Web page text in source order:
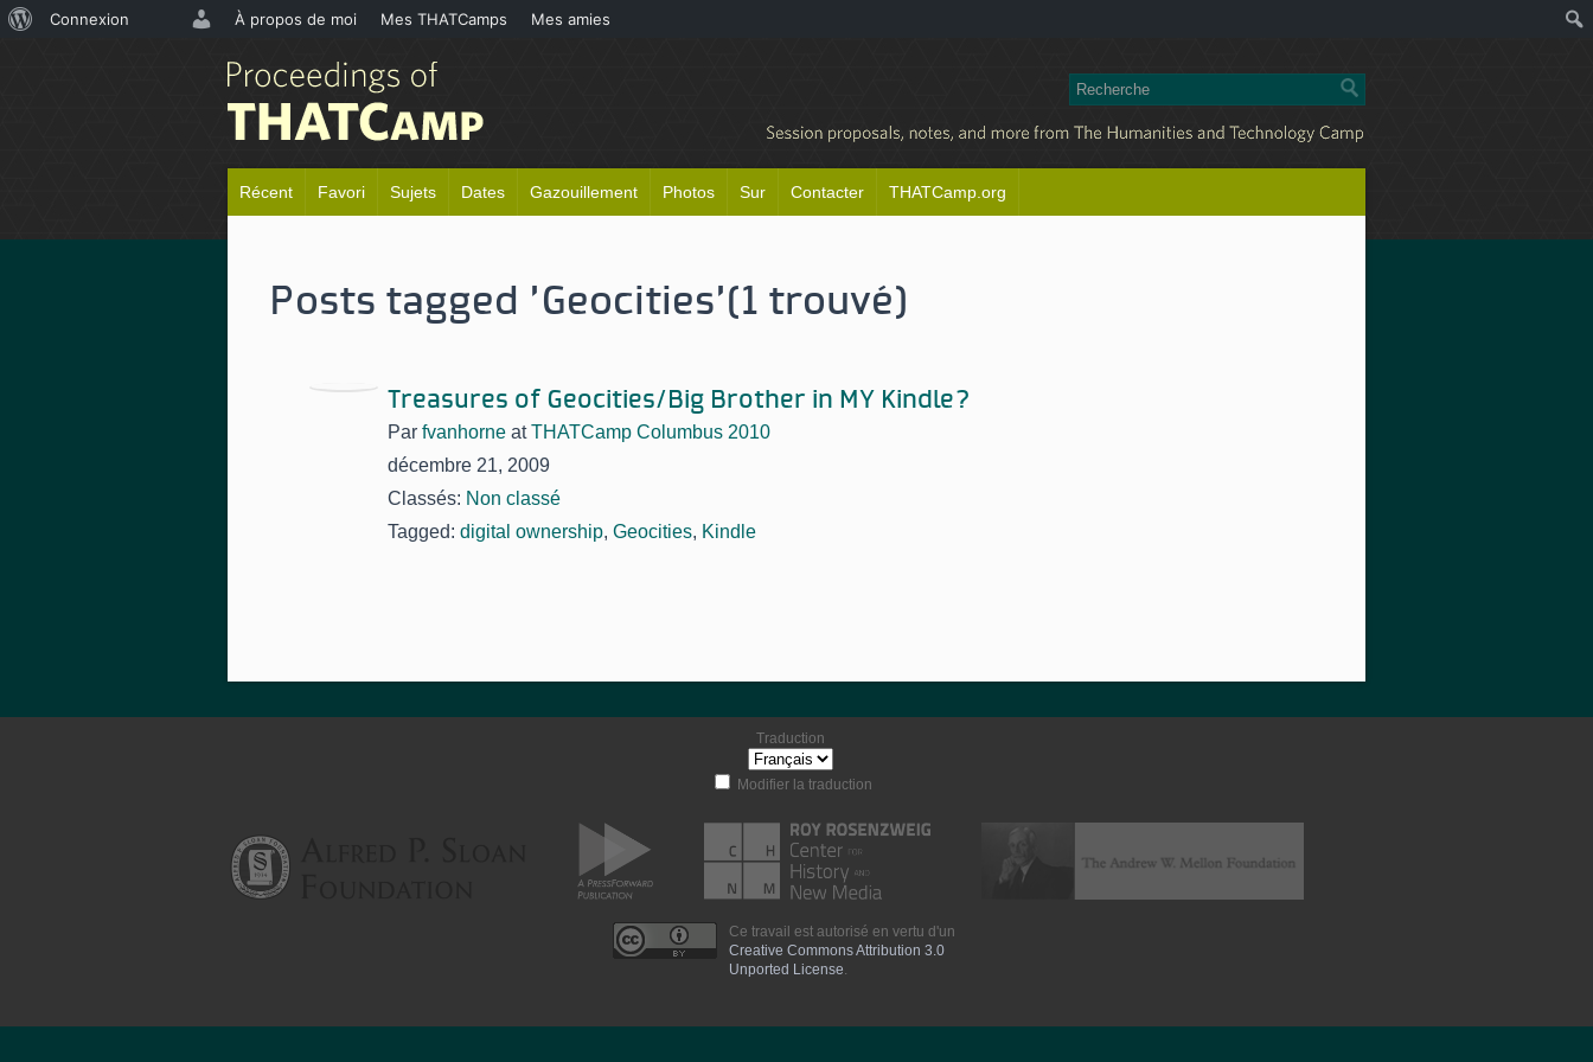
Récent Favori Sujets Dates Gazouillement Photos Sur Contacter THATCamp.org
Posts tagged 'Geocities'(1 trouvé)
Treasures of Geocities/Big Brother in MY Kindle?
Par fvanhorne atTHATCamp Columbus 2010
décembre 21, 2009
Classés: Non classé
Tagged: digital ownership, Geocities, Kindle
Traduction
Modifier la traduction
Ce travail est autorisé en vertu d'un
Creative Commons Attribution 3.0
Unported License
Connexion À propos de moi Mes THATCamps Mes amies